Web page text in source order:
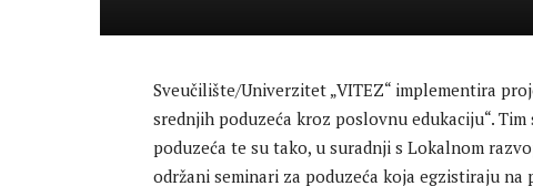
Sveučilište/Univerzitet „VITEZ“ implementira
srednjih poduzeća kroz poslovnu edukaciju“.
poduzeća te su tako, u suradnji s Lokalnom
održani seminari za poduzeća koja egzistiraju na